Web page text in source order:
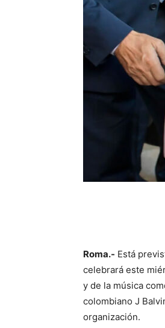
Roma.- Está
celebrará este
y de la música
colombiano J
organización.